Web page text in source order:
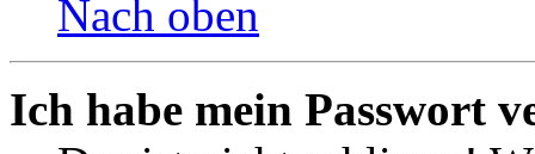
Nach oben
Ich habe mein Passwort